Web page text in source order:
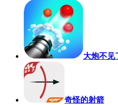
大炮不见
奇怪的射箭